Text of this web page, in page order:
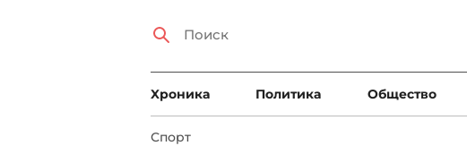
Xроника Политика Общество
Спорт